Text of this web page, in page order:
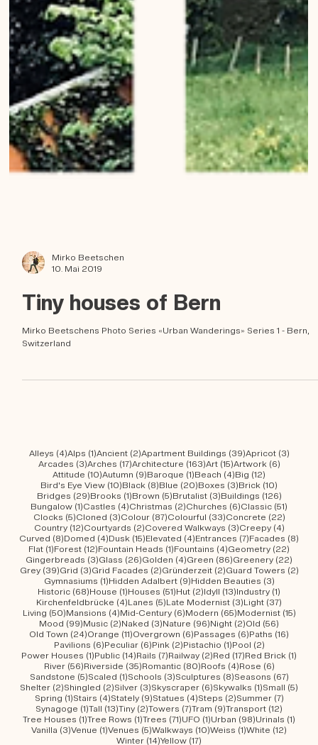
Mirko Beetschen
10. Mai 2019
Alleys (4)4 Beiträge
Alps (1)1 Beitrag
Ancient (2)2 Beiträge
Apartment Buildings (39)39 Beiträge
Apricot (3)
Arcades (3)3 Beiträge
Arches (17)17 Beiträge
Architecture (163)163 Beiträge
Art (15)15 Beiträge
Artwork (6)6
Attitude (10)10 Beiträge
Autumn (9)9 Beiträge
Baroque (1)1 Beitrag
Beach (4)4 Beiträge
Big (12)12 Beiträge
Bird's Eye View (10)10 Beiträge
Black (8)8 Beiträge
Blue (20)20 Beiträge
Boxes (3) 3 Beiträge
Brick (10)10
Bridges (29)29 Beiträge
Brooks (1)1 Beitrag
Brown (5)5 Beiträge
Brutalist (3)3 Beiträge
Buildings (126)126
Bungalow (1)1 Beitrag
Castles (4)4 Beiträge
Christmas (2)2 Beiträge
Churches (6)6 Beiträge
Classic (51)51
Clocks (5)5 Beiträge
Cloned (3)3 Beiträge
Colour (87)87 Beiträge
Colourful (33)33 Beiträge
Concrete (22)22
Country (12)12 Beiträge
Courtyards (2)2 Beiträge
Covered Walkways (3)3 Beiträge
Creepy (4)
Curved (8) 8 Beiträge
Domed (4)4 Beiträge
Dusk (15)15 Beiträge
Elevated (4)4 Beiträge
Entrances (7)7 Beiträge
Facades
Flat (1)1 Beitrag
Forest (12)12 Beiträge
Fountain Heads (1)1 Beitrag
Fountains (4)4 Beiträge
Geometry (22)
Gingerbreads (3)3 Beiträge
Glass (26)26 Beiträge
Golden (4)4 Beiträge
Green (86)86 Beiträge
Greenery (22)22
Grey (39)39 Beiträge
Grid (3)3 Beiträge
Grid Facades (2)2 Beiträge
Gründerzeit (2)2 Beiträge
Guard Towers
Gymnasiums (1)1 Beitrag
Hidden Adalbert (9)9 Beiträge
Hidden Beauties (3) 3 Beiträge
Historic (68)68 Beiträge
House (1)1 Beitrag
Houses (51)51 Beiträge
Hut (2)2 Beiträge
Idyll (13)13 Beiträge
Industry
Kirchenfeldbrücke (4)4 Beiträge
Lanes (5)5 Beiträge
Late Modernist (3)3 Beiträge
Light (37)37
Living (50) 50 Beiträge
Mansions (4)4 Beiträge
Mid-Century (6)6 Beiträge
Modern (65)65 Beiträge
Modernist
Mood (99)99 Beiträge
Music (2)2 Beiträge
Naked (3) 3 Beiträge
Nature (96) 96 Beiträge
Night (2)2 Beiträge
Old (56)56
Old Town (24)24 Beiträge
Orange (11)11 Beiträge
Overgrown (6)6 Beiträge
Passages (6)6 Beiträge
Paths (16)16
Pavilions (6)6 Beiträge
Peculiar (6)6 Beiträge
Pink (2)2 Beiträge
Pistachio (1)1 Beitrag
Pool (2)2 Beiträge
Power Houses (1)1 Beitrag
Public (14) 14 Beiträge
Rails (7)7 Beiträge
Railway (2) 2 Beiträge
Red (17)17 Beiträge
Red Brick
River (56)56 Beiträge
Riverside (35)35 Beiträge
Romantic (80) 80 Beiträge
Roofs (4) 4 Beiträge
Rose (6)6 Beiträge
Sandstone (5)5 Beiträge
Scaled (1)1 Beitrag
Schools (3)3 Beiträge
Sculptures (8)8 Beiträge
Seasons (67)